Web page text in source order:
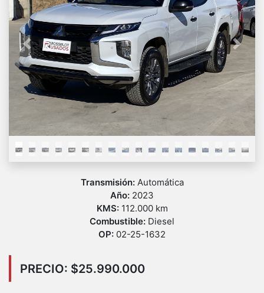
Previous Next
Transmisión: Automática
Año: 2023
KMS: 112.000 km
Combustible: Diesel
OP: 02-25-1632
PRECIO: $25.990.000